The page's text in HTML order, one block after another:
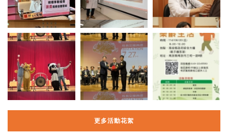
更多活動花絮